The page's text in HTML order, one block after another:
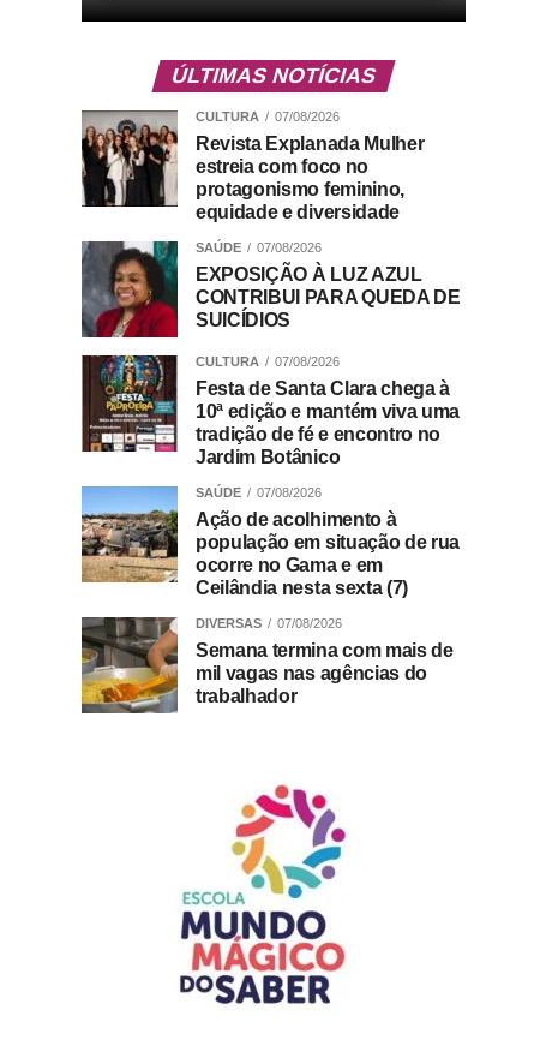
ÚLTIMAS NOTÍCIAS
CULTURA 07/08/2026
Revista Explanada Mulher
estreia com foco no
protagonismo feminino,
equidade e diversidade
SAÚDE 07/08/2026
EXPOSIÇÃO À LUZ AZUL
CONTRIBUI PARA QUEDA DE
SUICÍDIOS
CULTURA 07/08/2026
Festa de Santa Clara chega à
10ª edição e mantém viva uma
tradição de fé e encontro no
Jardim Botânico
SAÚDE 07/08/2026
Ação de acolhimento à
população em situação de rua
ocorre no Gama e em
Ceilândia nesta sexta (7)
DIVERSAS 07/08/2026
Semana termina com mais de
mil vagas nas agências do
trabalhador